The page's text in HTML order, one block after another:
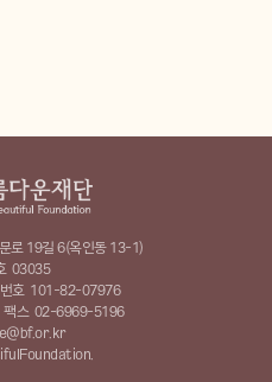
로 19길 6(옥인동 13-1)
03035
호 101-82-07976
팩스 02-6969-5196